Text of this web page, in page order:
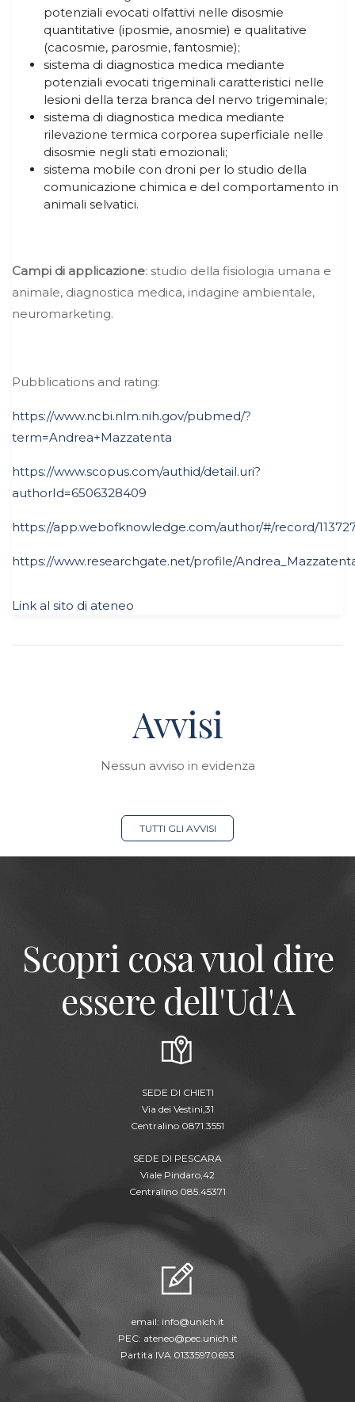
potenziali evocati olfattivi nelle disosmie
quantitative (iposmie, anosmie) e qualitative
(cacosmie, parosmie, fantosmie);
sistema di diagnostica medica mediante
potenziali evocati trigeminali caratteristici nelle
lesioni della terza branca del nervo trigeminale;
sistema di diagnostica medica mediante
rilevazione termica corporea superficiale nelle
disosmie negli stati emozionali;
sistema mobile con droni per lo studio della
comunicazione chimica e del comportamento in
animali selvatici.
Campi di applicazione: studio della fisiologia umana e
animale, diagnostica medica, indagine ambientale,
neuromarketing.
Pubblications and rating:
https://www.ncbi.nlm.nih.gov/pubmed/?
term=Andrea+Mazzatenta
https://www.scopus.com/authid/detail.uri?
authorId=6506328409
https://app.webofknowledge.com/author/#/record/
https://www.researchgate.net/profile/
Link al sito di ateneo
Avvisi
Nessun avviso in evidenza
TUTTI GLI AVVISI
Scopri cosa vuol dire
essere dell'Ud'A
SEDE DI CHIETI
Via dei Vestini,31
Centralino 0871.3551
SEDE DI PESCARA
Viale Pindaro,42
Centralino 085.45371
email: info@unich.it
PEC: ateneo@pec.unich.it
Partita IVA 01335970693